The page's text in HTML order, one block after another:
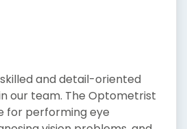
and detail-oriented
our team. The Optometrist
for performing eye